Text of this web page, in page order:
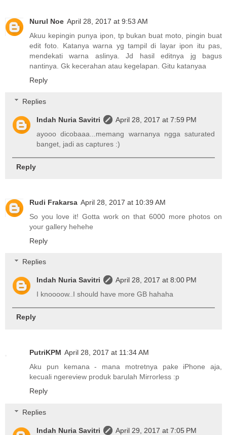
Nurul Noe April 28, 2017 at 9:53 AM
Akuu kepingin punya ipon, tp bukan buat moto, pingin buat
edit foto. Katanya warna yg tampil di layar ipon itu pas,
mendekati warna aslinya. Jd hasil editnya jg bagus
nantinya. Gk kecerahan atau kegelapan. Gitu katanyaa
Reply
Replies
Indah Nuria Savitri
April 28, 2017 at 7:59 PM
ayooo dicobaaa...memang warnanya ngga saturated
banget, jadi as captures :)
Reply
Rudi Frakarsa April 28, 2017 at 10:39 AM
So you love it! Gotta work on that 6000 more photos on
your gallery hehehe
Reply
Replies
Indah Nuria Savitri
April 28, 2017 at 8:00 PM
I knoooow..I should have more GB hahaha
Reply
PutriKPM April 28, 2017 at 11:34 AM
Aku pun kemana - mana motretnya pake iPhone aja,
kecuali ngereview produk barulah Mirrorless :p
Reply
Replies
Indah Nuria Savitri
April 29, 2017 at 7:05 PM